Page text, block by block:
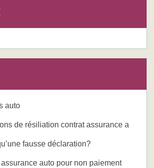
auto
de résiliation contrat assurance a
fausse déclaration?
auto pour non paiement